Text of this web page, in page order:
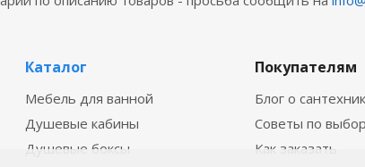
Каталог
Мебель для ванной
Душевые кабины
Душевые боксы
Покупателям
Блог о
Советы по
Как заказать